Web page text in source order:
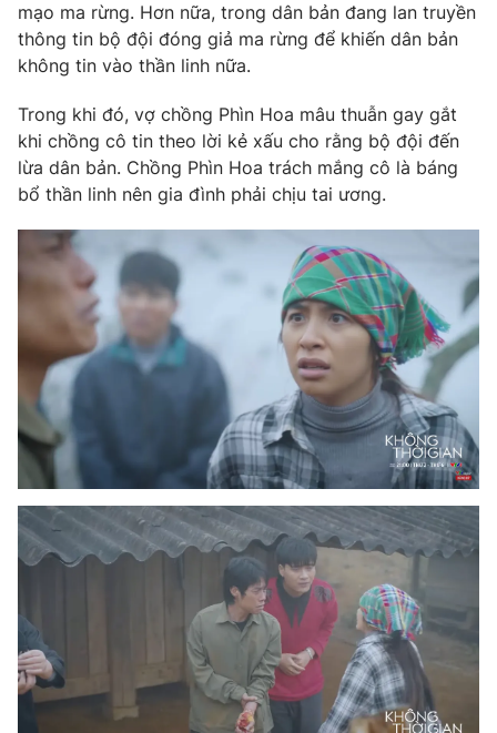
Cơ quan chủ quản:Đài Truyền hình Việt Nam
Cơ quan báo chí:Thời báo VTV
Giấy phép hoạt động báo in và báo điện tử số 483/GP-BTTTT
Tổng Biên tập: Vũ Thanh Thủy
Phó Tổng Biên tập:Nguyễn Thị Mỹ Hạnh, Phạm Quốc Thắng,
Nguyễn Trọng Ninh
Ðiện thoại Thời báo VTV:
024.66 897 897
Email:
toasoan@vtv.vn
Liên hệ quảng cáo:024-7300.7108
® Cấm sao chép dưới mọi hình thức nếu không có sự chấp
thuận bằng văn bản. Ghi rõ nguồn VTV.vn khi phát hành lại
thông tin từ website này.
mạo ma rừng. Hơn nữa, trong dân bản đang lan truyền
thông tin bộ đội đóng giả ma rừng để khiến dân bản
không tin vào thần linh nữa.
Trong khi đó, vợ chồng Phìn Hoa mâu thuẫn gay gắt
khi chồng cô tin theo lời kẻ xấu cho rằng bộ đội đến
lừa dân bản. Chồng Phìn Hoa trách mắng cô là báng
bổ thần linh nên gia đình phải chịu tai ương.